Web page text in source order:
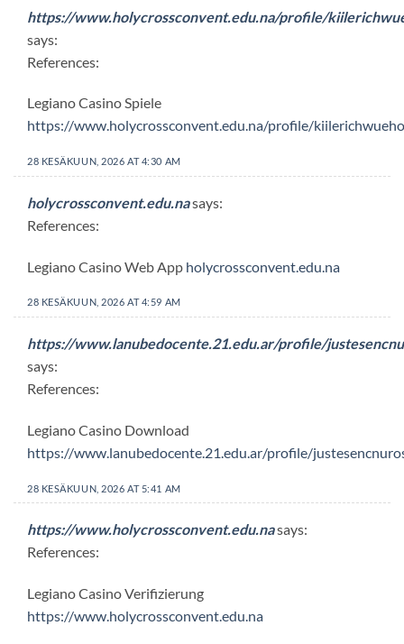
https://www.holycrossconvent.edu.na/profile/
says:
References:
Legiano Casino Spiele
https://www.holycrossconvent.edu.na/profile/
28 KESÄKUUN, 2026 AT 4:30 AM
holycrossconvent.edu.nasays:
References:
Legiano Casino Web App holycrossconvent.edu.na
28 KESÄKUUN, 2026 AT 4:59 AM
https://www.lanubedocente.21.edu.ar/profile/
says:
References:
Legiano Casino Download
https://www.lanubedocente.21.edu.ar/profile/
28 KESÄKUUN, 2026 AT 5:41 AM
https://www.holycrossconvent.edu.nasays:
References:
Legiano Casino Verifizierung
https://www.holycrossconvent.edu.na